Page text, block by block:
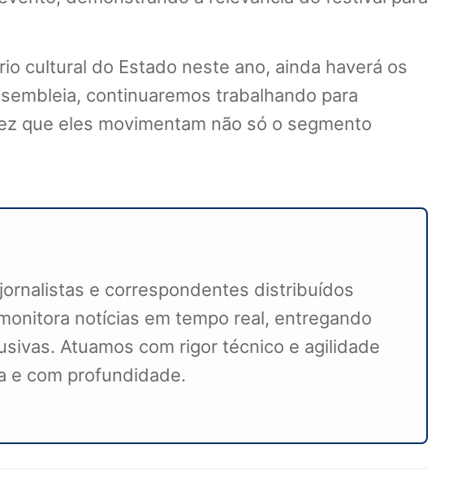
cultural do Estado neste ano, ainda haverá os
continuaremos trabalhando para
que eles movimentam não só o segmento
e correspondentes distribuídos
notícias em tempo real, entregando
Atuamos com rigor técnico e agilidade
e com profundidade.